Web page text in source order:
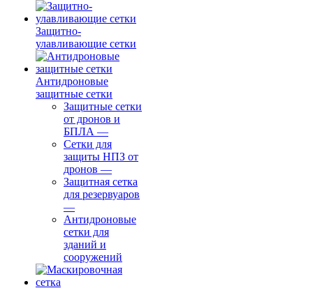
Защитно-
улавливающие сетки
Антидроновые
защитные сетки
Защитные сетки
от дронов и
БПЛА —
Сетки для
защиты НПЗ от
дронов —
Защитная сетка
для резервуаров
—
Антидроновые
сетки для
зданий и
сооружений